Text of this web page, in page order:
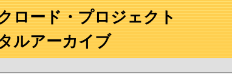
ロード・プロジェクト
ルアーカイブ